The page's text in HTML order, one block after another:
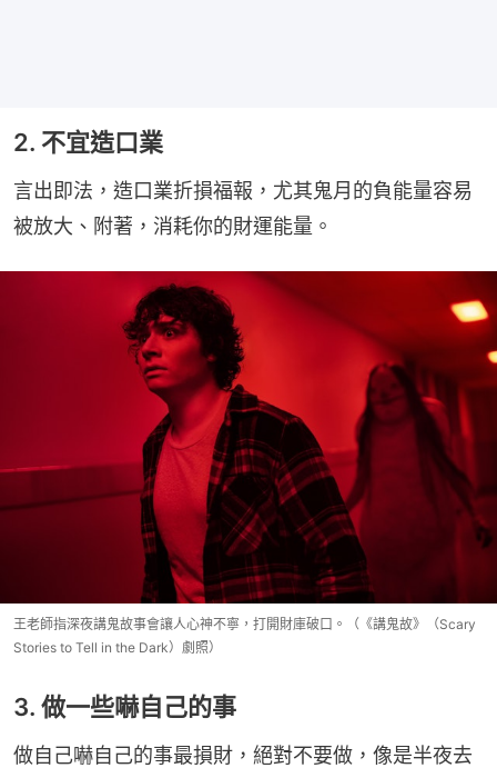
2. 不宜造口業
言出即法，造口業折損福報，尤其鬼月的負能量容易
被放大、附著，消耗你的財運能量。
王老師指深夜講鬼故事會讓人心神不寧，打開財庫破口。（《講鬼故》（Scary
Stories to Tell in the Dark）劇照）
3. 做一些嚇自己的事
做自己嚇自己的事最損財，絕對不要做，像是半夜去